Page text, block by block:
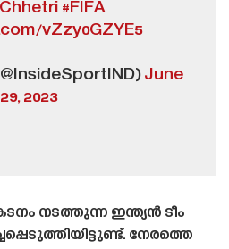
#FIFA
vZzy0GZYE5
June
29, 2023
നടത്തുന്ന ഇന്ത്യൻ ടീം
നേരത്തെ